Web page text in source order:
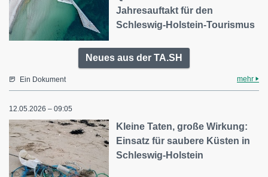
Jahresauftakt für den
Schleswig-Holstein-Tourismus
Neues aus der TA.SH
Ein Dokument mehr
12.05.2026 – 09:05
Kleine Taten, große Wirkung:
Einsatz für saubere Küsten in
Schleswig-Holstein